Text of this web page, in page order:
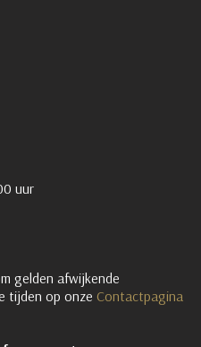
uur
gelden afwijkende
tijden op onze Contactpagina